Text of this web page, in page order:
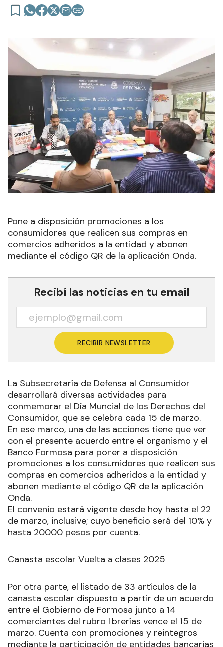
Pone a disposición promociones a los
consumidores que realicen sus compras en
comercios adheridos a la entidad y abonen
mediante el código QR de la aplicación Onda.
Recibí las noticias en tu email
RECIBIR NEWSLETTER
La Subsecretaría de Defensa al Consumidor
desarrollará diversas actividades para
conmemorar el Día Mundial de los Derechos del
Consumidor, que se celebra cada 15 de marzo.
En ese marco, una de las acciones tiene que ver
con el presente acuerdo entre el organismo y el
Banco Formosa para poner a disposición
promociones a los consumidores que realicen sus
compras en comercios adheridos a la entidad y
abonen mediante el código QR de la aplicación
Onda.
El convenio estará vigente desde hoy hasta el 22
de marzo, inclusive; cuyo beneficio será del 10% y
hasta 20000 pesos por cuenta.
Canasta escolar Vuelta a clases 2025
Por otra parte, el listado de 33 artículos de la
canasta escolar dispuesto a partir de un acuerdo
entre el Gobierno de Formosa junto a 14
comerciantes del rubro librerías vence el 15 de
marzo. Cuenta con promociones y reintegros
mediante la participación de entidades bancarias